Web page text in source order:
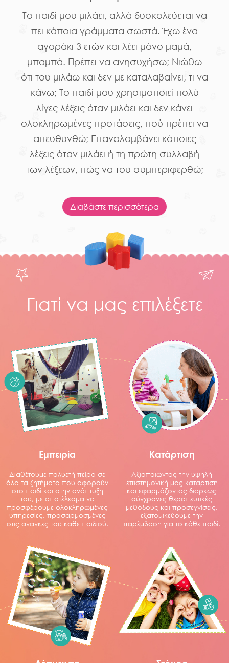
Το παιδί μου μιλάει, αλλά δυσκολεύεται να
πει κάποια γράμματα σωστά. Έχω ένα
αγοράκι 3 ετών και λέει μόνο μαμά,
μπαμπά. Πρέπει να ανησυχήσω; Νιώθω
ότι του μιλάω και δεν με καταλαβαίνει, τι να
κάνω; Το παιδί μου χρησιμοποιεί πολύ
λίγες λέξεις όταν μιλάει και δεν κάνει
ολοκληρωμένες προτάσεις, πού πρέπει να
απευθυνθώ; Επαναλαμβάνει κάποιες
λέξεις όταν μιλάει ή τη πρώτη συλλαβή
των λέξεων, πώς να του συμπεριφερθώ;
Διαβάστε περισσότερα
Γιατί να μας επιλέξετε
Εμπειρία
Διαθέτουμε πολυετή πείρα σε
όλα τα ζητήματα που αφορούν
στο παιδί και στην ανάπτυξη
του, με αποτέλεσμα να
προσφέρουμε ολοκληρωμένες
υπηρεσίες, προσαρμοσμένες
στις ανάγκες του κάθε παιδιού.
Κατάρτιση
Αξιοποιώντας την υψηλή
επιστημονική μας κατάρτιση
και εφαρμόζοντας διαρκώς
σύγχρονες θεραπευτικές
μεθόδους και προσεγγίσεις,
εξατομικεύουμε την
παρέμβαση για το κάθε παιδί.